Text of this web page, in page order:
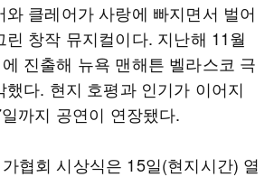
와 클레어가 사랑에 빠지면서 벌어
린 창작 뮤지컬이다. 지난해 11월
진출해 뉴욕 맨해튼 벨라스코 극
했다. 현지 호평과 인기가 이어지
까지 공연이 연장됐다.
협회 시상식은 15일(현지시간) 열